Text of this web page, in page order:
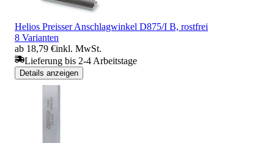
Helios Preisser Anschlagwinkel D875/I B, rostfrei
8 Varianten
ab 18,79 €inkl. MwSt.
Lieferung bis 2-4 Arbeitstage
Details anzeigen